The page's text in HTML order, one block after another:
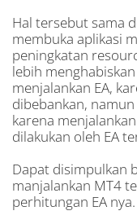
Hal tersebut sama
membuka aplikasi
peningkatan
lebih
menjalankan EA,
dibebankan,
karena
dilakukan oleh EA
Dapat disimpulkan
manjalankan MT4
perhitungan EA nya.